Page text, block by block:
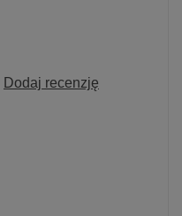
Dodaj recenzję